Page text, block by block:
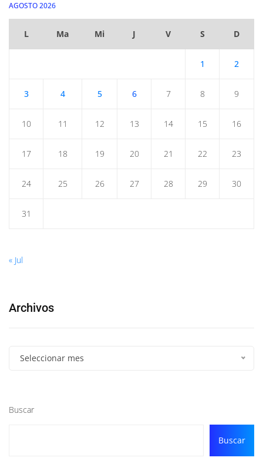
AGOSTO 2026
L Ma Mi J V S D
1 2
3 4 5 6 7 8 9
10 11 12 13 14 15 16
17 18 19 20 21 22 23
24 25 26 27 28 29 30
31
« Jul
Archivos
Seleccionar mes
Buscar
Buscar